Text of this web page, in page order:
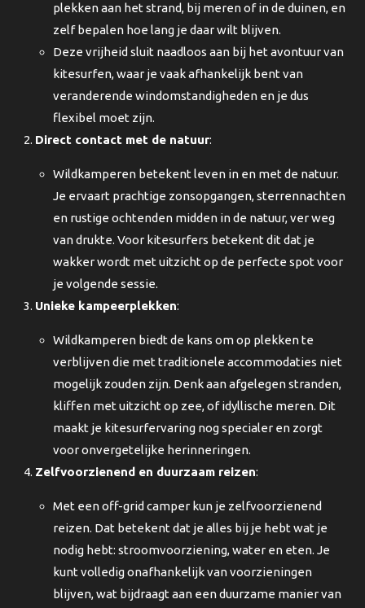
plekken aan het strand, bij meren of in de duinen, en
zelf bepalen hoe lang je daar wilt blijven.
Deze vrijheid sluit naadloos aan bij het avontuur van
kitesurfen, waar je vaak afhankelijk bent van
veranderende windomstandigheden en je dus
flexibel moet zijn.
Direct contact met de natuur:
Wildkamperen betekent leven in en met de natuur.
Je ervaart prachtige zonsopgangen, sterrennachten
en rustige ochtenden midden in de natuur, ver weg
van drukte. Voor kitesurfers betekent dit dat je
wakker wordt met uitzicht op de perfecte spot voor
je volgende sessie.
Unieke kampeerplekken:
Wildkamperen biedt de kans om op plekken te
verblijven die met traditionele accommodaties niet
mogelijk zouden zijn. Denk aan afgelegen stranden,
kliffen met uitzicht op zee, of idyllische meren. Dit
maakt je kitesurfervaring nog specialer en zorgt
voor onvergetelijke herinneringen.
Zelfvoorzienend en duurzaam reizen:
Met een off-grid camper kun je zelfvoorzienend
reizen. Dat betekent dat je alles bij je hebt wat je
nodig hebt: stroomvoorziening, water en eten. Je
kunt volledig onafhankelijk van voorzieningen
blijven, wat bijdraagt aan een duurzame manier van